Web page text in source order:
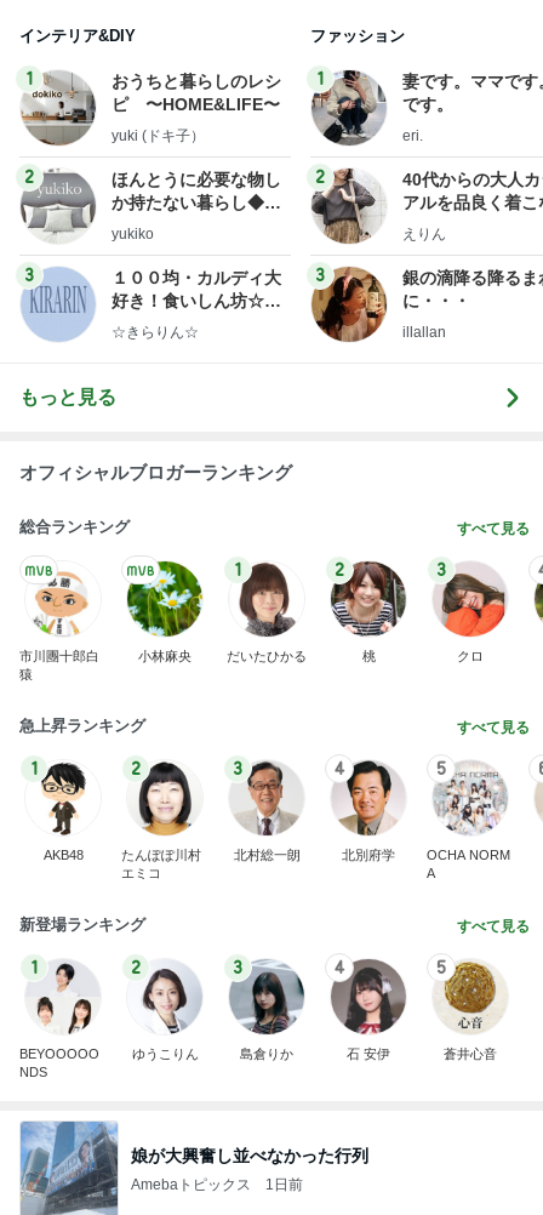
インテリア&DIY
1
おうちと暮らしのレシ
ピ 〜HOME&LIFE〜
yuki (ドキ子）
2
ほんとうに必要な物し
か持たない暮らし◆Ke
ep Life Simple◆〜イ
yukiko
3
１００均・カルディ大
好き！食いしん坊☆き
らりん☆のブログ
☆きらりん☆
ファッション
1
妻です。ママです
です。
eri.
2
40代からの大人
アルを品良く着こ
ファッションブロ
えりん
3
銀の滴降る降るま
に・・・
illallan
もっと見る
オフィシャルブロガーランキング
総合ランキング すべて見る
市川團十郎白
猿
小林麻央
1
だいたひかる
2
桃
3
クロ
急上昇ランキング すべて見る
1
AKB48
2
たんぽぽ川村
エミコ
3
北村総一朗
4
北別府学
5
OCHA NORM
A
新登場ランキング すべて見る
1
BEYOOOOO
NDS
2
ゆうこりん
3
島倉りか
4
石 安伊
5
蒼井心音
娘が大興奮し並べなかった行列
Amebaトピックス 1日前